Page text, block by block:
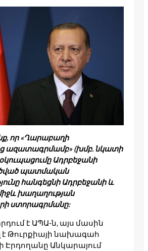
որ «Ղարաբաղի
ազատագրմամբ» (խմբ. նկատի
Ադրբեջանի
պատմական
հանգեցնի Ադրբեջանի և
խաղաղության
ստորագրմանը:
է ԱՊԱ-ն, այս մասին
է Թուրքիայի նախագահ
Էրդողանը Անկարայում